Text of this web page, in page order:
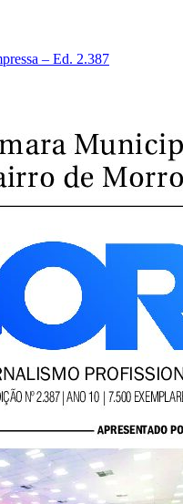
– Ed. 2.387